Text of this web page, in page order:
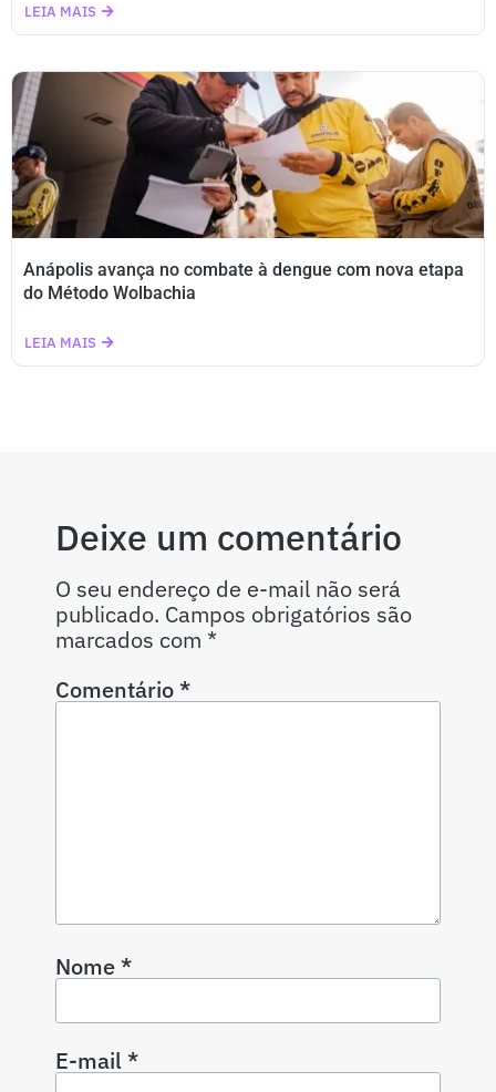
LEIA MAIS
Anápolis avança no combate à dengue com nova etapa
do Método Wolbachia
LEIA MAIS
Deixe um comentário
O seu endereço de e-mail não será
publicado. Campos obrigatórios são
marcados com *
Comentário*
Nome*
E-mail*